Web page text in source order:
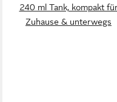
240 ml Tank, kompakt
Zuhause & unterwegs